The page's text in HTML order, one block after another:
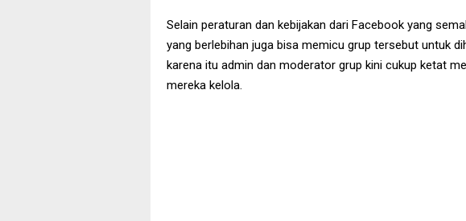
Selain peraturan dan kebijakan dari Facebook yang
yang berlebihan juga bisa memicu grup tersebut untuk
karena itu admin dan moderator grup kini cukup ketat
mereka kelola.